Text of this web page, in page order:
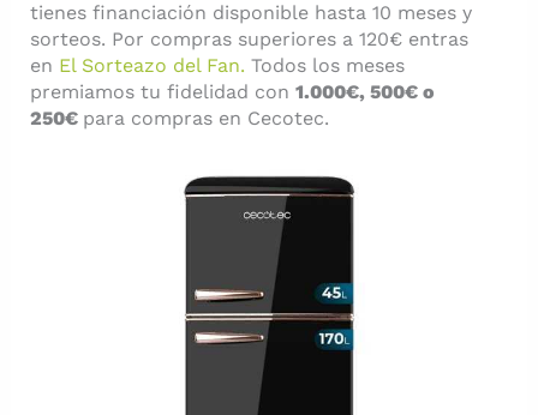
tienes financiación disponible hasta 10 meses y
sorteos. Por compras superiores a 120€ entras
en El Sorteazo del Fan. Todos los meses
premiamos tu fidelidad con 1.000€, 500€ o
250€ para compras en Cecotec.